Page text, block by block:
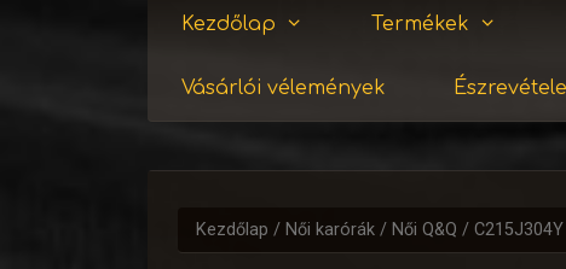
Kezdőlap Termékek
Vásárlói vélemények
Kezdőlap / Női karórák / Női Q&Q / C215J304Y